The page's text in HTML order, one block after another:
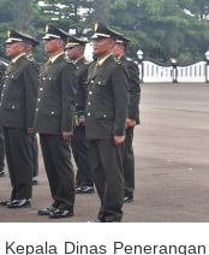
Dinas